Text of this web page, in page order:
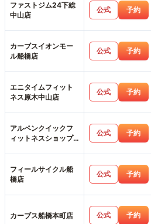
ファストジム24下総
中山店
公式 予約
カーブスイオンモー
ル船橋店
公式 予約
エニタイムフィット
ネス原木中山店
公式 予約
アルペンクイックフ
ィットネスショップ
公式 予約
フィールサイクル船
橋店
公式 予約
カーブス船橋本町店 公式 予約